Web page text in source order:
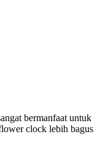
bermanfaat untuk
clock lebih bagus